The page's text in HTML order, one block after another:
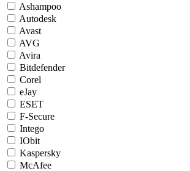
Ashampoo
Autodesk
Avast
AVG
Avira
Bitdefender
Corel
eJay
ESET
F-Secure
Intego
IObit
Kaspersky
McAfee